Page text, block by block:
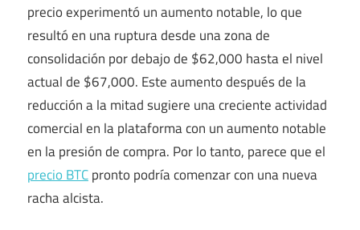
precio experimentó un aumento notable, lo que
resultó en una ruptura desde una zona de
consolidación por debajo de $62,000 hasta el nivel
actual de $67,000. Este aumento después de la
reducción a la mitad sugiere una creciente actividad
comercial en la plataforma con un aumento notable
en la presión de compra. Por lo tanto, parece que el
precio BTCpronto podría comenzar con una nueva
racha alcista.